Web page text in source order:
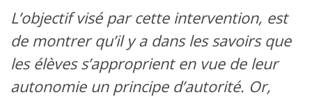
L’objectif visé par cette intervention, est
de montrer qu’il y a dans les savoirs que
les élèves s’approprient en vue de leur
autonomie un principe d’autorité. Or,